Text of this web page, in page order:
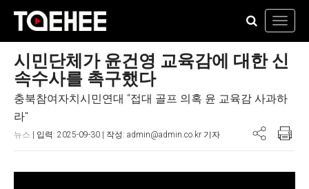
시민단체가 윤건영 교육감에 대한 신
속수사를 촉구했다
충북참여자치시민연대 “접대 골프 의혹 윤 교육감 사과하
라"
뉴스 | 입력: 2025-09-30 | 작성: admin@admin.co.kr 기자